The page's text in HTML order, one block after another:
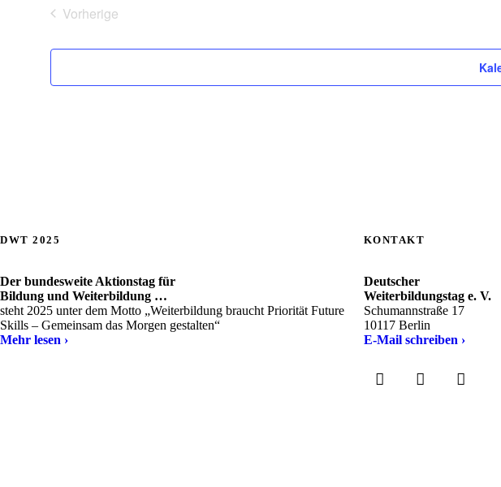
u
w
h
Vorherige
DWT 2025
Der bundesweite Aktionstag für
Bildung und Weiterbildung …
steht 2025 unter dem Motto „Weiterbildung braucht Priorität Future
Skills – Gemeinsam das Morgen gestalten“
Mehr lesen ›
KONTAKT
Deutscher
Weiterbildungstag e. V.
Schumannstraße 17
10117 Berlin
E-Mail schreiben ›